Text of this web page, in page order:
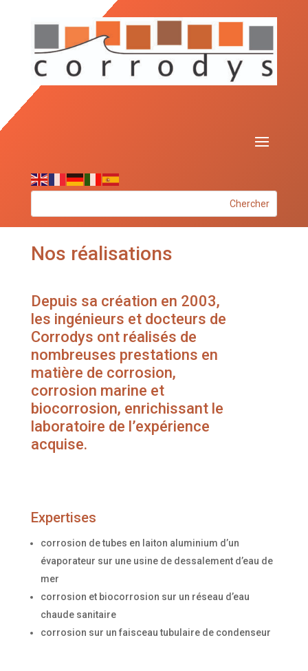
Nos réalisations
Depuis sa création en 2003,
les ingénieurs et docteurs de
Corrodys ont réalisés de
nombreuses prestations en
matière de corrosion,
corrosion marine et
biocorrosion, enrichissant le
laboratoire de l’expérience
acquise.
Expertises
corrosion de tubes en laiton aluminium d’un
évaporateur sur une usine de dessalement d’eau de
mer
corrosion et biocorrosion sur un réseau d’eau
chaude sanitaire
corrosion sur un faisceau tubulaire de condenseur